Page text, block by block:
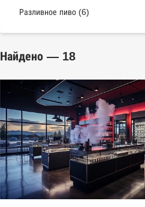
Разливное пиво (6)
Найдено — 18